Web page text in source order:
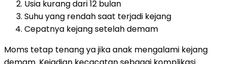
Usia kurang dari 12 bulan
Suhu yang rendah saat terjadi kejang
Cepatnya kejang setelah demam
Moms tetap tenang ya jika anak mengalami kejang